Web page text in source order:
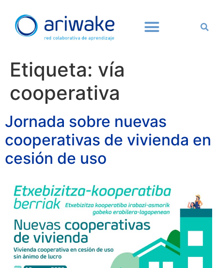
Etiqueta: vía
cooperativa
Jornada sobre nuevas
cooperativas de vivienda en
cesión de uso